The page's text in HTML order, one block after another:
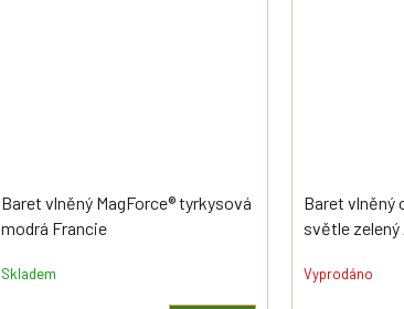
Baret vlněný MagForce® tyrkysová
modrá Francie
Skladem
Baret vlněný
světle
Vyprodáno